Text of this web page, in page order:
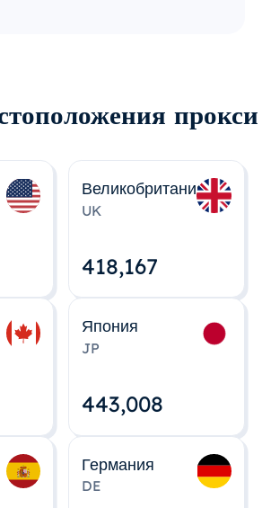
прокси
Великобритания
UK
418,167
Япония
JP
443,008
Германия
DE